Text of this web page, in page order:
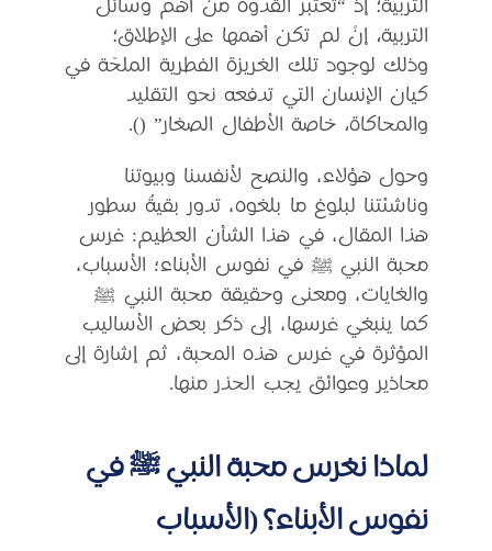
التربية؛ إذْ “تعتبر القدوة من أهم وسائل
التربية، إنْ لم تكن أهمها على الإطلاق؛
وذلك لوجود تلك الغريزة الفطرية الملحّة في
كيان الإنسان التي تدفعه نحو التقليد
والمحاكاة، خاصة الأطفال الصغار” ().
وحول هؤلاء، والنصح لأنفسنا وبيوتنا
وناشئتنا لبلوغ ما بلغوه، تدور بقيةُ سطور
هذا المقال، في هذا الشأن العظيم: غرس
محبة النبي ﷺ في نفوس الأبناء؛ الأسباب،
والغايات، ومعنى وحقيقة محبة النبي ﷺ
كما ينبغي غرسها، إلى ذكر بعض الأساليب
المؤثرة في غرس هذه المحبة، ثم إشارة إلى
محاذير وعوائق يجب الحذر منها.
لماذا نغرس محبة النبي ﷺ في
نفوس الأبناء؟ (الأسباب